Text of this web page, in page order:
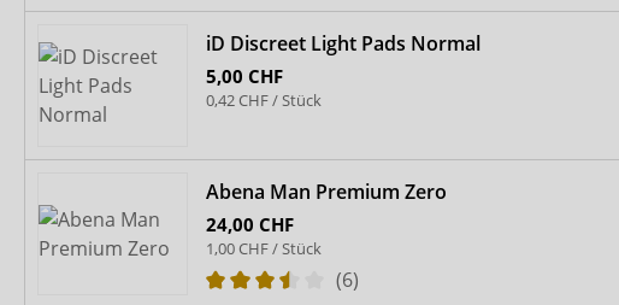
iD Discreet Light Pads Normal
5,00 CHF
0,42 CHF / Stück
Abena Man Premium Zero
24,00 CHF
1,00 CHF / Stück
(6)